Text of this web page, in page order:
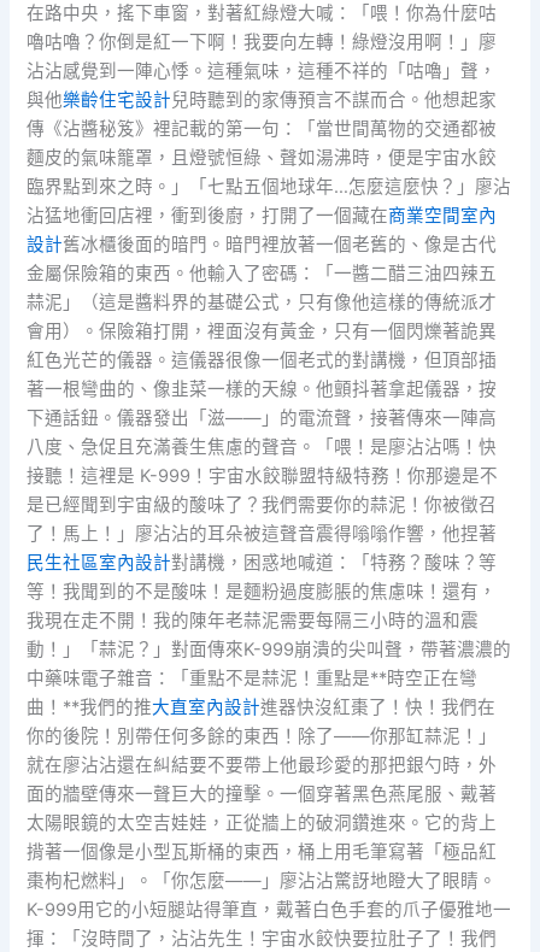
在路中央，搖下車窗，對著紅綠燈大喊：「喂！你為什麼咕
嚕咕嚕？你倒是紅一下啊！我要向左轉！綠燈沒用啊！」廖
沾沾感覺到一陣心悸。這種氣味，這種不祥的「咕嚕」聲，
與他樂齡住宅設計兒時聽到的家傳預言不謀而合。他想起家
傳《沾醬秘笈》裡記載的第一句：「當世間萬物的交通都被
麵皮的氣味籠罩，且燈號恒綠、聲如湯沸時，便是宇宙水餃
臨界點到來之時。」「七點五個地球年…怎麼這麼快？」廖沾
沾猛地衝回店裡，衝到後廚，打開了一個藏在商業空間室內
設計舊冰櫃後面的暗門。暗門裡放著一個老舊的、像是古代
金屬保險箱的東西。他輸入了密碼：「一醬二醋三油四辣五
蒜泥」（這是醬料界的基礎公式，只有像他這樣的傳統派才
會用）。保險箱打開，裡面沒有黃金，只有一個閃爍著詭異
紅色光芒的儀器。這儀器很像一個老式的對講機，但頂部插
著一根彎曲的、像韭菜一樣的天線。他顫抖著拿起儀器，按
下通話鈕。儀器發出「滋——」的電流聲，接著傳來一陣高
八度、急促且充滿養生焦慮的聲音。「喂！是廖沾沾嗎！快
接聽！這裡是 K-999！宇宙水餃聯盟特級特務！你那邊是不
是已經聞到宇宙級的酸味了？我們需要你的蒜泥！你被徵召
了！馬上！」廖沾沾的耳朵被這聲音震得嗡嗡作響，他捏著
民生社區室內設計對講機，困惑地喊道：「特務？酸味？等
等！我聞到的不是酸味！是麵粉過度膨脹的焦慮味！還有，
我現在走不開！我的陳年老蒜泥需要每隔三小時的溫和震
動！」「蒜泥？」對面傳來K-999崩潰的尖叫聲，帶著濃濃的
中藥味電子雜音：「重點不是蒜泥！重點是**時空正在彎
曲！**我們的推大直室內設計進器快沒紅棗了！快！我們在
你的後院！別帶任何多餘的東西！除了——你那缸蒜泥！」
就在廖沾沾還在糾結要不要帶上他最珍愛的那把銀勺時，外
面的牆壁傳來一聲巨大的撞擊。一個穿著黑色燕尾服、戴著
太陽眼鏡的太空吉娃娃，正從牆上的破洞鑽進來。它的背上
揹著一個像是小型瓦斯桶的東西，桶上用毛筆寫著「極品紅
棗枸杞燃料」。「你怎麼——」廖沾沾驚訝地瞪大了眼睛。
K-999用它的小短腿站得筆直，戴著白色手套的爪子優雅地一
揮：「沒時間了，沾沾先生！宇宙水餃快要拉肚子了！我們